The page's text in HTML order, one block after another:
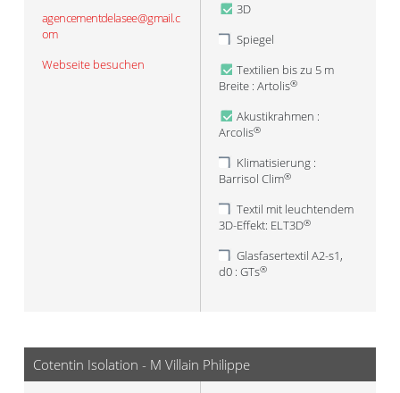
agencementdelasee@gmail.c
om
Webseite besuchen
3D
Spiegel
Textilien bis zu 5 m
Breite : Artolis®
Akustikrahmen :
Arcolis®
Klimatisierung :
Barrisol Clim®
Textil mit leuchtendem
3D-Effekt: ELT3D®
Glasfasertextil A2-s1,
d0 : GTs®
Cotentin Isolation - M Villain Philippe